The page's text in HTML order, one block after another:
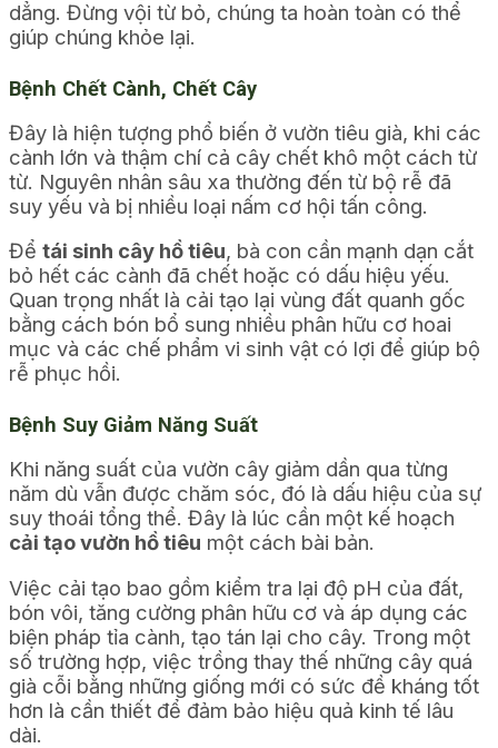
dẳng. Đừng vội từ bỏ, chúng ta hoàn toàn có thể
giúp chúng khỏe lại.
Bệnh Chết Cành, Chết Cây
Đây là hiện tượng phổ biến ở vườn tiêu già, khi các
cành lớn và thậm chí cả cây chết khô một cách từ
từ. Nguyên nhân sâu xa thường đến từ bộ rễ đã
suy yếu và bị nhiều loại nấm cơ hội tấn công.
Để tái sinh cây hồ tiêu, bà con cần mạnh dạn cắt
bỏ hết các cành đã chết hoặc có dấu hiệu yếu.
Quan trọng nhất là cải tạo lại vùng đất quanh gốc
bằng cách bón bổ sung nhiều phân hữu cơ hoai
mục và các chế phẩm vi sinh vật có lợi để giúp bộ
rễ phục hồi.
Bệnh Suy Giảm Năng Suất
Khi năng suất của vườn cây giảm dần qua từng
năm dù vẫn được chăm sóc, đó là dấu hiệu của sự
suy thoái tổng thể. Đây là lúc cần một kế hoạch
cải tạo vườn hồ tiêu một cách bài bản.
Việc cải tạo bao gồm kiểm tra lại độ pH của đất,
bón vôi, tăng cường phân hữu cơ và áp dụng các
biện pháp tỉa cành, tạo tán lại cho cây. Trong một
số trường hợp, việc trồng thay thế những cây quá
già cỗi bằng những giống mới có sức đề kháng tốt
hơn là cần thiết để đảm bảo hiệu quả kinh tế lâu
dài.